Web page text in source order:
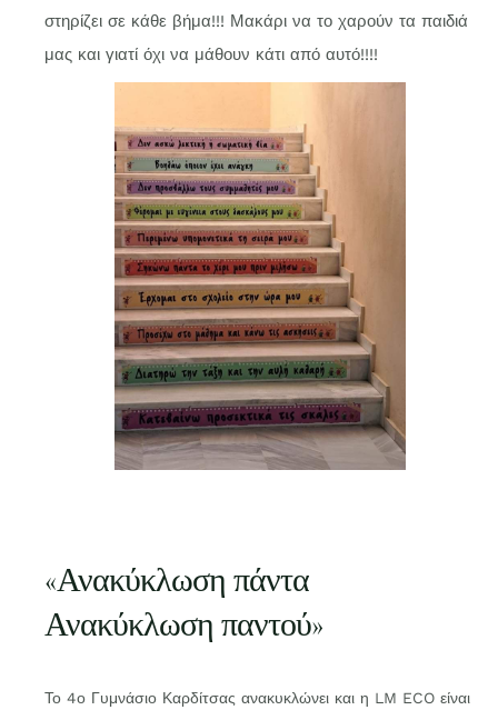
στηρίζει σε κάθε βήμα!!! Μακάρι να το χαρούν τα παιδιά
μας και γιατί όχι να μάθουν κάτι από αυτό!!!!
«Ανακύκλωση πάντα
Ανακύκλωση παντού»
Το 4ο Γυμνάσιο Καρδίτσας ανακυκλώνει και η LM ECO είναι